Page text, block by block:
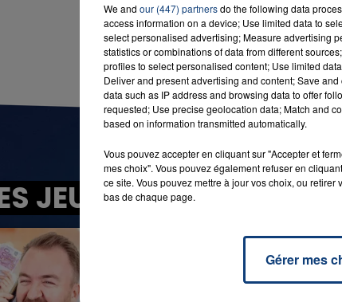
JEUX
We and our (447) partnersdo the following data
access information on a device; Use limited data to
select personalised advertising; Measure advertising
statistics or combinations of data from different
profiles to select personalised content; Use limited
Deliver and present advertising and content; Save
data such as IP address and browsing data to offer
requested; Use precise geolocation data; Match and
based on information transmitted automatically.
Vous pouvez accepter en cliquant sur "Accepter et
mes choix". Vous pouvez également refuser en
ce site. Vous pouvez mettre à jour vos choix, ou
bas de chaque page.
Gérer mes